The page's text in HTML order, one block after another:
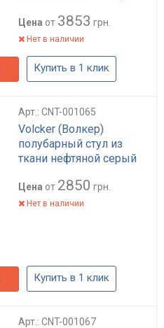
Цена от 3853 грн.
Нет в наличии
Купить в 1 клик
Арт.: CNT-001065
Volcker (Волкер)
полубарный стул из
ткани нефтяной серый
Цена от 2850 грн.
Нет в наличии
Купить в 1 клик
Арт.: CNT-001067